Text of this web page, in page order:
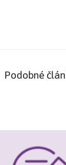
Podobné